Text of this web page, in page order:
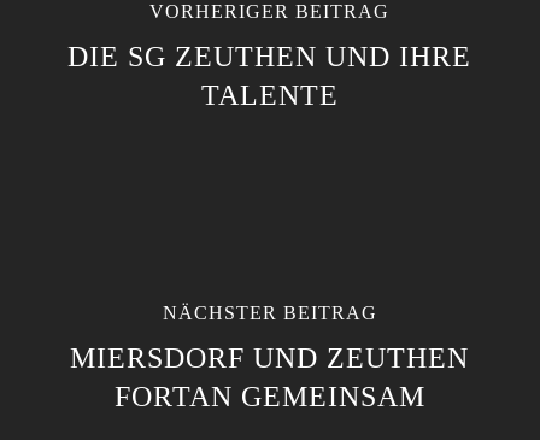
VORHERIGER BEITRAG
DIE SG ZEUTHEN UND IHRE
TALENTE
NÄCHSTER BEITRAG
MIERSDORF UND ZEUTHEN
FORTAN GEMEINSAM